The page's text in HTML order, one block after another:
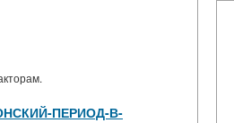
ПЕРИОД-В-